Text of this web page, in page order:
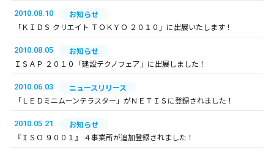
2010.08.10
お知らせ
「ＫＩＤＳ クリエイト ＴＯＫＹＯ ２０１０」に出展いたします！
2010.08.05
お知らせ
ＩＳＡＰ ２０１０「建設テクノフェア」に出展しました！
2010.06.03
ニュースリリース
「ＬＥＤミニムーンテラスター」がＮＥＴＩＳに登録されました！
2010.05.21
お知らせ
『ＩＳＯ ９００１』 ４事業所が追加登録されました！